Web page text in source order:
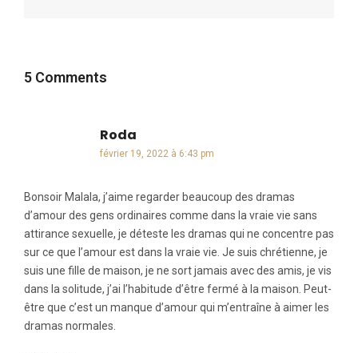
5 Comments
Roda
février 19, 2022 à 6:43 pm
Bonsoir Malala, j’aime regarder beaucoup des dramas
d’amour des gens ordinaires comme dans la vraie vie sans
attirance sexuelle, je déteste les dramas qui ne concentre pas
sur ce que l’amour est dans la vraie vie. Je suis chrétienne, je
suis une fille de maison, je ne sort jamais avec des amis, je vis
dans la solitude, j’ai l’habitude d’être fermé à la maison. Peut-
être que c’est un manque d’amour qui m’entraîne à aimer les
dramas normales.